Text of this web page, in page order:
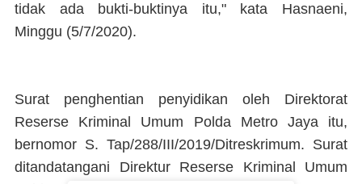
tidak ada bukti-buktinya itu," kata Hasnaeni,
Minggu (5/7/2020).
Surat penghentian penyidikan oleh Direktorat
Reserse Kriminal Umum Polda Metro Jaya itu,
bernomor S. Tap/288/III/2019/Ditreskrimum. Surat
ditandatangani Direktur Reserse Kriminal Umum